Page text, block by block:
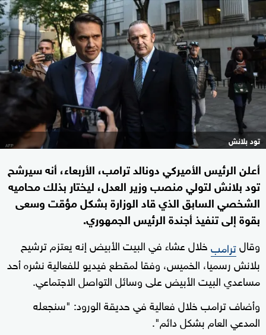
تود بلانش
أعلن الرئيس الأميركي دونالد ترامب، الأربعاء، أنه سيرشح
تود بلانش لتولي منصب وزير العدل، ليختار بذلك محاميه
الشخصي السابق الذي قاد الوزارة بشكل مؤقت وسعى
بقوة إلى تنفيذ أجندة الرئيس الجمهوري.
وقالترامبخلال عشاء في البيت الأبيض إنه يعتزم ترشيح
بلانش رسميا، الخميس، وفقا لمقطع فيديو للفعالية نشره أحد
مساعدي البيت الأبيض على وسائل التواصل الاجتماعي.
وأضاف ترامب خلال فعالية في حديقة الورود: "سنجعله
المدعي العام بشكل دائم".